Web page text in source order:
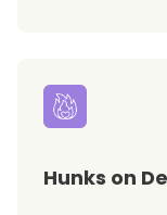
Hunks on